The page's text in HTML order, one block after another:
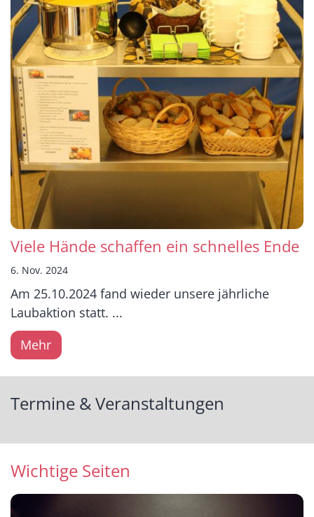
Viele Hände schaffen ein schnelles Ende
6. Nov. 2024
Am 25.10.2024 fand wieder unsere jährliche
Laubaktion statt. ...
Mehr
Termine & Veranstaltungen
Wichtige Seiten